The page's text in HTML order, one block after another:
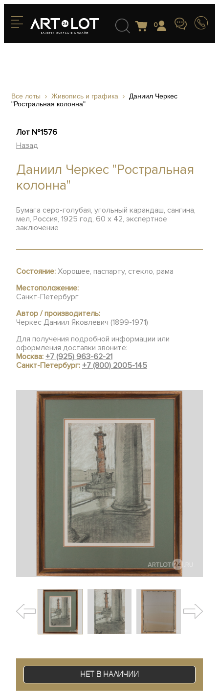
0
Все лоты Живопись и графика
Даниил Черкес
"Ростральная колонна"
Лот №1576
Назад
Даниил Черкес "Ростральная
колонна"
Бумага серо-голубая, угольный карандаш, сангина,
мел, Россия, 1925 год, 60 х 42, экспертное
заключение
Состояние: Хорошее, паспарту, стекло, рама
Местоположение:
Санкт-Петербург
Автор / производитель:
Черкес Даниил Яковлевич (1899-1971)
Для получения подробной информации или
оформления доставки звоните:
Москва:+7 (925) 963-62-21
Санкт-Петербург:+7 (800) 2005-145
Нет в наличии